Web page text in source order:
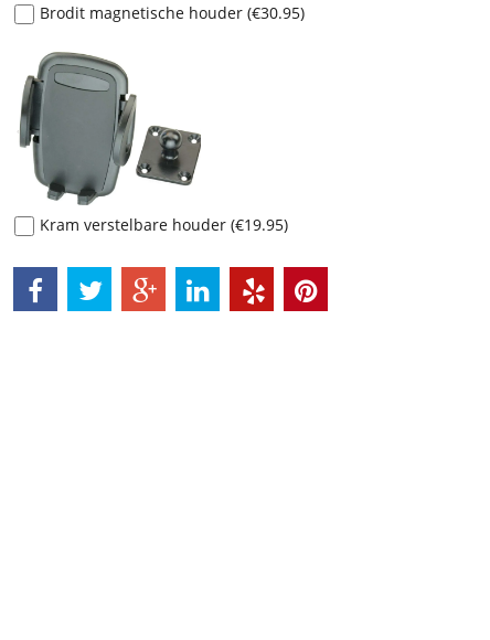
Brodit magnetische houder (€30.95)
Kram verstelbare houder (€19.95)